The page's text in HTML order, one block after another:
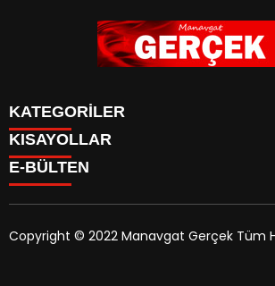
KATEGORİLER
Siyaset
Eğitim
Yazarlar
KISAYOLLAR
E-BÜLTEN
Copyright © 2022 Manavgat Gerçek Tüm